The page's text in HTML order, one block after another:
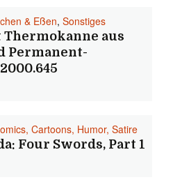
& Eßen, Sonstiges
aus
Permanent-
Cartoons, Humor, Satire
Four Swords, Part 1